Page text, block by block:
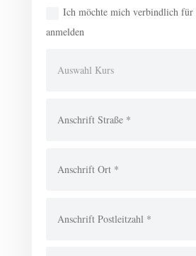
Ich möchte mich verbindlich für
anmelden